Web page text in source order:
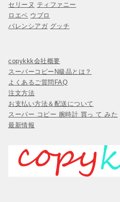
セリーヌ ティファニー
ロエベ ウブロ
バレンシアガ グッチ
copykkk会社概要
スーパーコピーN級品とは？
よくあるご質問FAQ
注文方法
お支払い方法＆配送について
スーパー コピー 腕時計 買っ て みた
最新情報